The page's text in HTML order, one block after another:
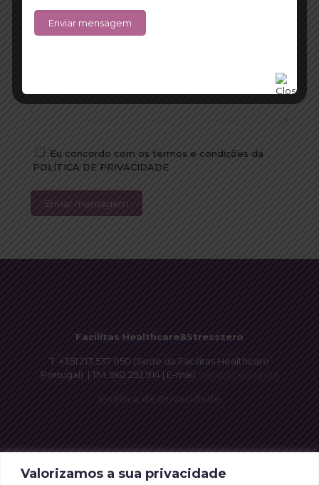
Valorizamos a sua privacidade
Eu concordo com os termos e condições da
POLÍTICA DE PRIVACIDADE
Facilitas Healthcare&Stresszero
T. +351 213 537 050 (Sede da Facilitas Healthcare
Portugal) | TM. 962 292 914| E-mail: geral@facilitas.pt
Política de Privacidade